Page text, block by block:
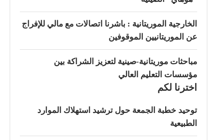
الخارجية الموريتانية : باشرنا اتصالات مع مالي للإفراج
عن الموريتانيين الموقوفين
مباحثات موريتانية-صينية لتعزيز الشراكة بين
مؤسسات التعليم العالي
اخترنا لكم
توحيد خطبة الجمعة حول ترشيد استهلاك الموارد
الطبيعية